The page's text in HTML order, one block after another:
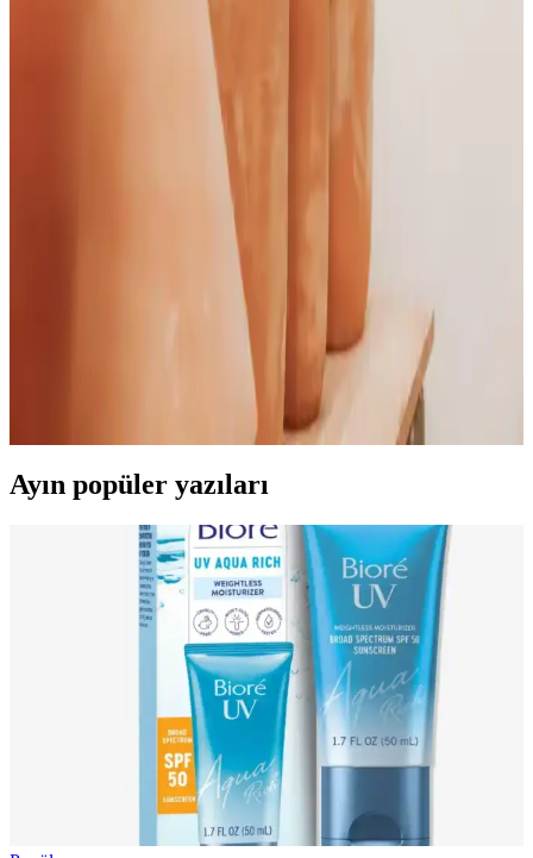
Magnezyum ve Doğal Güzellik Ürünleri: Faydaları
ve Kullanım İpuçları
Magnezyumun cilt sağlığı ve güzellikteki rolü, doğal içeriklerle
desteklenmesi ve kullanım alanları hakkında bilgiler içerir.
Termal Suların Oluşum Süreci ve Sağlık ile
Termal sular, yer altındaki jeolojik ve hidrolojik süreçlerle oluşur,
minerallerle zenginleşir ve sağlık ile güzellik alanında kullanılır.
İyotic Damla ile Tiroid Sağlığını Güçlendiren Güçlü
İyotic Damla, her damlada 150 mcg iyot ve 50 mcg selenyum
içeren, tiroid fonksiyonlarını destekleyen pratik ve güvenilir bir
Ayın popüler yazıları